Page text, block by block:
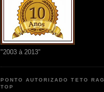
"2003 à 2013"
PONTO AUTORIZADO TETO RAG
TOP